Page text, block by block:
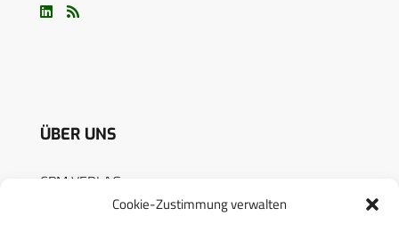
Cookie-Zustimmung verwalten
ÜBER UNS
CPM VERLAG
CPM PUBLICATIONS